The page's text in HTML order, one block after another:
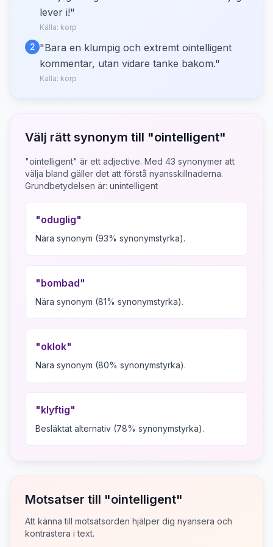
lever i!"
Källa: korp
2 "Bara en klumpig och extremt ointelligent
kommentar, utan vidare tanke bakom."
Källa: korp
Välj rätt synonym till "ointelligent"
"ointelligent" är ett adjective. Med 43 synonymer att
välja bland gäller det att förstå nyansskillnaderna.
Grundbetydelsen är: unintelligent
"oduglig"
Nära synonym (93% synonymstyrka).
"bombad"
Nära synonym (81% synonymstyrka).
"oklok"
Nära synonym (80% synonymstyrka).
"klyftig"
Besläktat alternativ (78% synonymstyrka).
Motsatser till "ointelligent"
Att känna till motsatsorden hjälper dig nyansera och
kontrastera i text.